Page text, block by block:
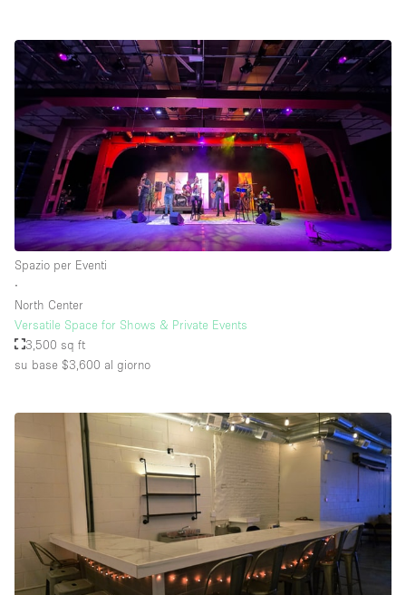
Spazio per Eventi
∙
North Center
Versatile Space for Shows & Private Events
3,500 sq ft
su base $3,600 al giorno